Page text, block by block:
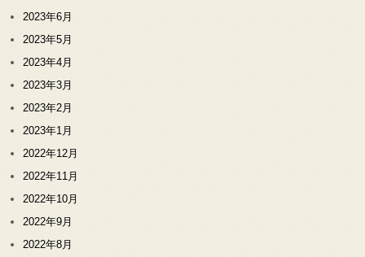
2023年6月
2023年5月
2023年4月
2023年3月
2023年2月
2023年1月
2022年12月
2022年11月
2022年10月
2022年9月
2022年8月